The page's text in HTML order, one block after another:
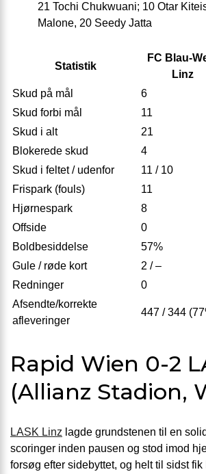
21 Tochi Chukwuani; 10 Otar
Malone, 20 Seedy Jatta
Statistik
FC Blau-
Linz
Skud på mål 6
Skud forbi mål
11
Skud i alt
21
Blokerede skud
4
Skud i feltet / udenfor
11 / 10
Frispark (fouls)
11
Hjørnespark
8
Offside
0
Boldbesiddelse
57%
Gule / røde kort
2 / –
Redninger
0
Afsendte/korrekte
afleveringer
447 / 344
Rapid Wien 0-2
(Allianz Stadion,
LASK Linz lagde grundstenen til en
scoringer inden pausen og stod imod
forsøg efter sidebyttet, og helt til sidst